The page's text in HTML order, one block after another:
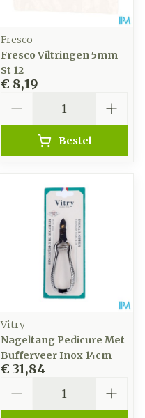
Fresco
Fresco Viltringen 5mm
St 12
€ 8,19
Bestel
Vitry
Nageltang Pedicure Met
Bufferveer Inox 14cm
€ 31,84